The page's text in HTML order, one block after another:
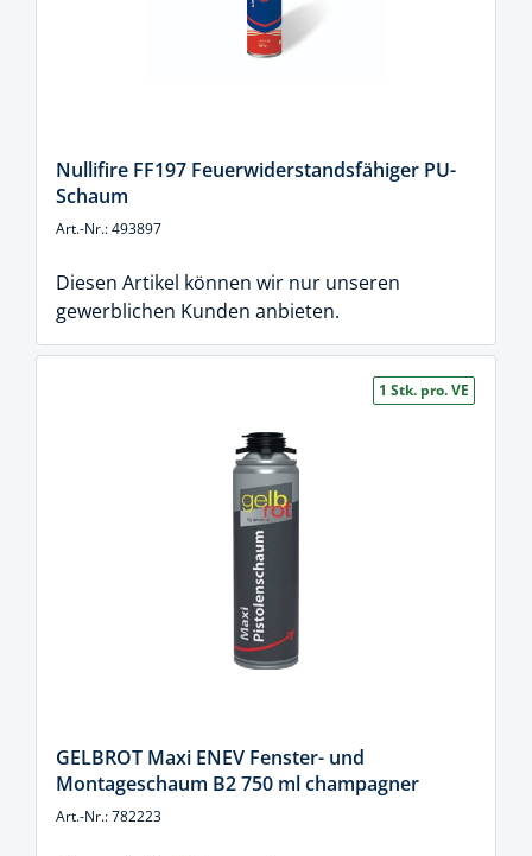
Nullifire FF197 Feuerwiderstandsfähiger PU-
Schaum
Art.-Nr.: 493897
Diesen Artikel können wir nur unseren
gewerblichen Kunden anbieten.
1 Stk. pro. VE
GELBROT Maxi ENEV Fenster- und
Montageschaum B2 750 ml champagner
Art.-Nr.: 782223